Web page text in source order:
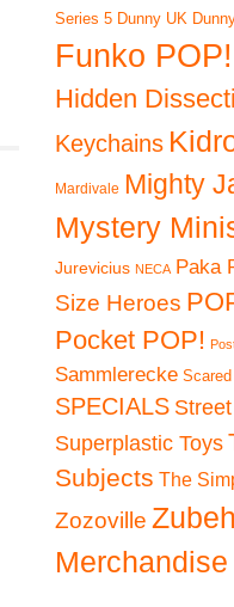
Series 5 Dunny UK
Funko
Hidden
Keychains
Mardivale Mighty
Mystery
Jurevicius NECA Paka
Size Heroes
Pocket POP!
Sammlerecke
SPECIALS
Superplastic Toys
Subjects The
Zozoville
Merchandise